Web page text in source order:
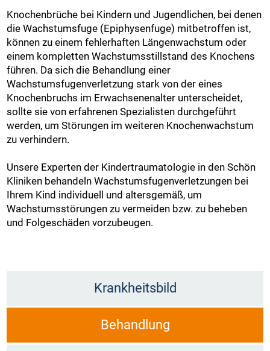
Knochenbrüche bei Kindern und Jugendlichen, bei denen
die Wachstumsfuge (Epiphysenfuge) mitbetroffen ist,
können zu einem fehlerhaften Längenwachstum oder
einem kompletten Wachstumsstillstand des Knochens
führen. Da sich die Behandlung einer
Wachstumsfugenverletzung stark von der eines
Knochenbruchs im Erwachsenenalter unterscheidet,
sollte sie von erfahrenen Spezialisten durchgeführt
werden, um Störungen im weiteren Knochenwachstum
zu verhindern.
Unsere Experten der Kindertraumatologie in den Schön
Kliniken behandeln Wachstumsfugenverletzungen bei
Ihrem Kind individuell und altersgemäß, um
Wachstumsstörungen zu vermeiden bzw. zu beheben
und Folgeschäden vorzubeugen.
Krankheitsbild
Behandlung